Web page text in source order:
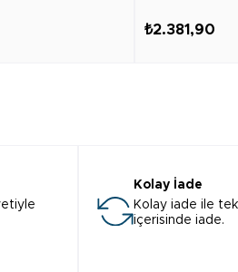
₺2.381,90
Kolay İade
Kolay iade ile tek
içerisinde iade.